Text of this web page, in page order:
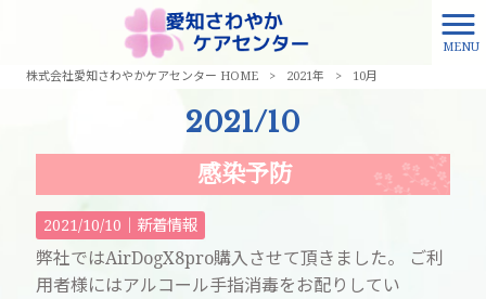
MENU
株式会社愛知さわやかケアセンター HOME > 2021年 > 10月
2021/10
感染予防
2021/10/10｜ 新着情報
弊社ではAirDogX8pro購入させて頂きました。 ご利
用者様にはアルコール手指消毒をお配りしてい